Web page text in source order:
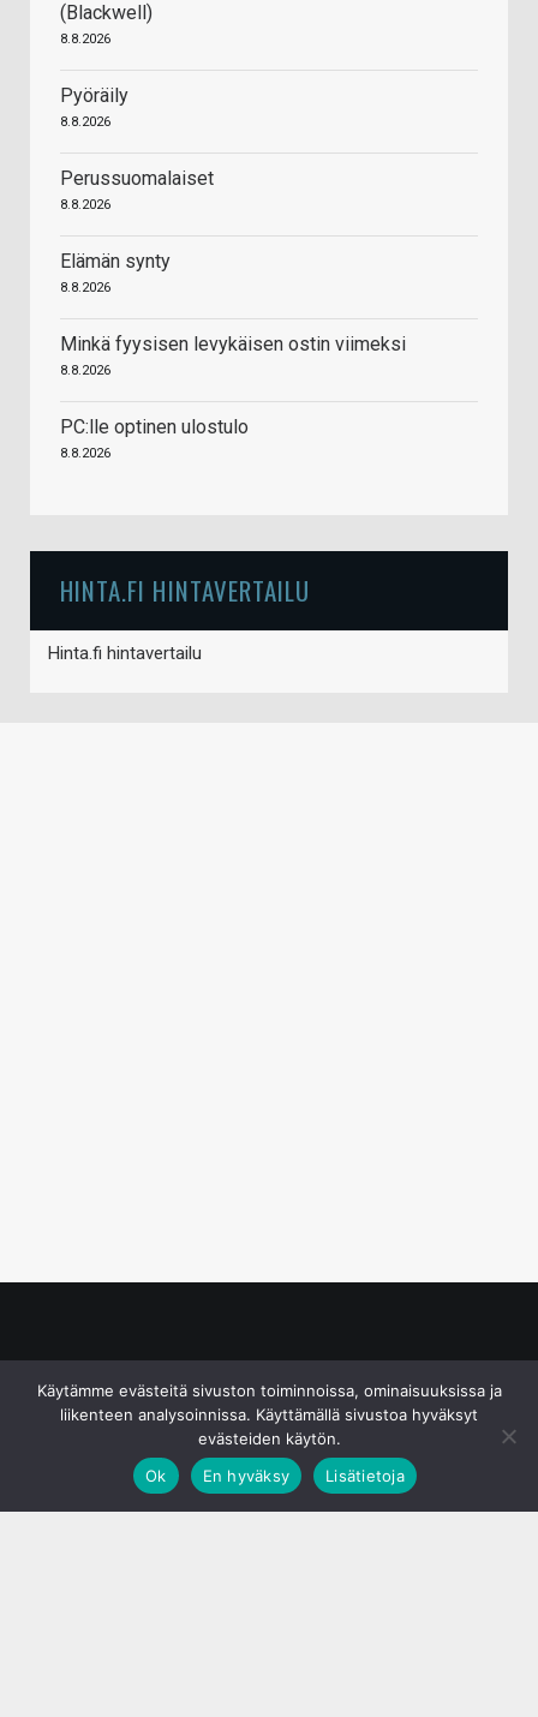
(Blackwell)
8.8.2026
Pyöräily
8.8.2026
Perussuomalaiset
8.8.2026
Elämän synty
8.8.2026
Minkä fyysisen levykäisen ostin viimeksi
8.8.2026
PC:lle optinen ulostulo
8.8.2026
HINTA.FI HINTAVERTAILU
Hinta.fi hintavertailu
Käytämme evästeitä sivuston toiminnoissa, ominaisuuksissa ja
liikenteen analysoinnissa. Käyttämällä sivustoa hyväksyt
evästeiden käytön.
Ok
En hyväksy Lisätietoja